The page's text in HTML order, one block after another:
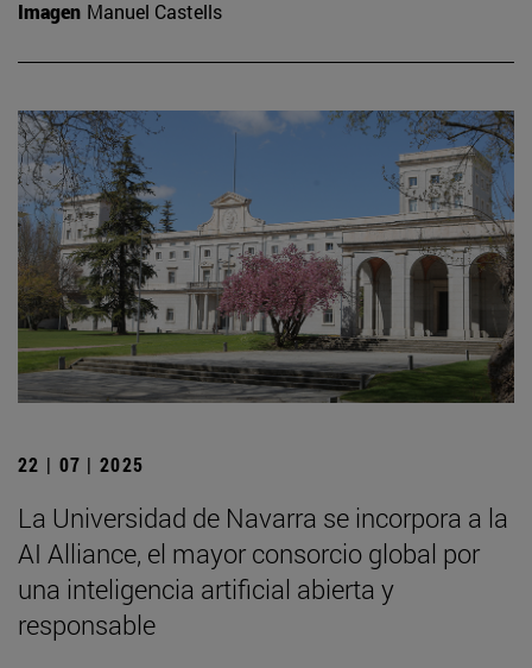
Imagen Manuel Castells
22 | 07 | 2025
La Universidad de Navarra se incorpora a la
AI Alliance, el mayor consorcio global por
una inteligencia artificial abierta y
responsable